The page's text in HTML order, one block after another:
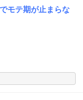
モテ期が止まらな